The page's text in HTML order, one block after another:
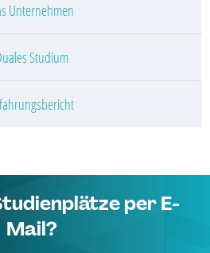
Unternehmen
Studium
per E-
Mail?